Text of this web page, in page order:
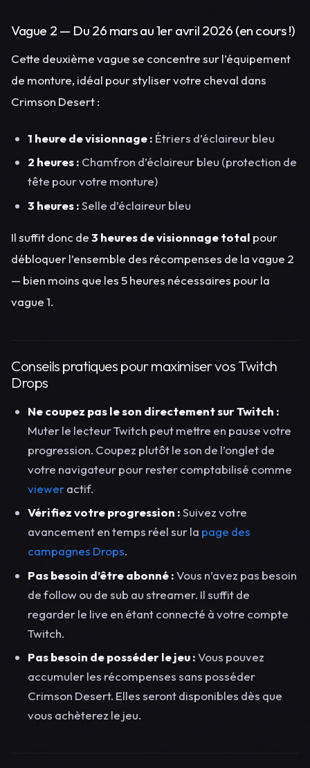
Vague 2 — Du 26 mars au 1er avril 2026 (en cours !)
Cette deuxième vague se concentre sur l’équipement
de monture, idéal pour styliser votre cheval dans
Crimson Desert :
1 heure de visionnage : Étriers d’éclaireur bleu
2 heures : Chamfron d’éclaireur bleu (protection de
tête pour votre monture)
3 heures :Selle d’éclaireur bleu
Il suffit donc de3 heures de visionnage total pour
débloquer l’ensemble des récompenses de la vague 2
— bien moins que les 5 heures nécessaires pour la
vague 1.
Conseils pratiques pour maximiser vos Twitch
Drops
Ne coupez pas le son directement sur Twitch :
Muter le lecteur Twitch peut mettre en pause votre
progression. Coupez plutôt le son de l’onglet de
votre navigateur pour rester comptabilisé comme
vieweractif.
Vérifiez votre progression :Suivez votre
avancement en temps réel sur la page des
campagnes Drops.
Pas besoin d’être abonné :Vous n’avez pas besoin
de follow ou de sub au streamer. Il suffit de
regarder le live en étant connecté à votre compte
Twitch.
Pas besoin de posséder le jeu :Vous pouvez
accumuler les récompenses sans posséder
Crimson Desert. Elles seront disponibles dès que
vous achèterez le jeu.